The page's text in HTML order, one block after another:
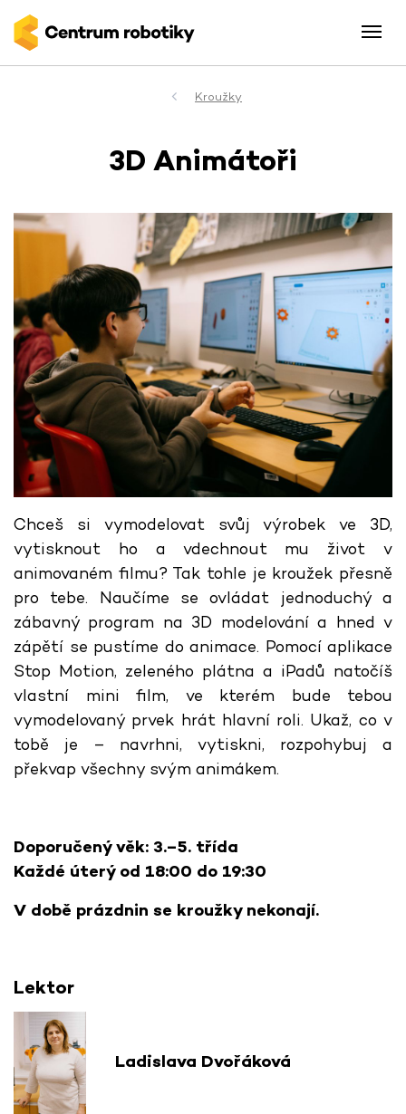
Kroužky
3D Animátoři
Chceš si vymodelovat svůj výrobek ve 3D,
vytisknout ho a vdechnout mu život v
animovaném filmu? Tak tohle je kroužek přesně
pro tebe. Naučíme se ovládat jednoduchý a
zábavný program na 3D modelování a hned v
zápětí se pustíme do animace. Pomocí aplikace
Stop Motion, zeleného plátna a iPadů natočíš
vlastní mini film, ve kterém bude tebou
vymodelovaný prvek hrát hlavní roli. Ukaž, co v
tobě je – navrhni, vytiskni, rozpohybuj a
překvap všechny svým animákem.
Doporučený věk: 3.–5. třída
Každé úterý od 18:00 do 19:30
V době prázdnin se kroužky nekonají.
Lektor
Ladislava Dvořáková